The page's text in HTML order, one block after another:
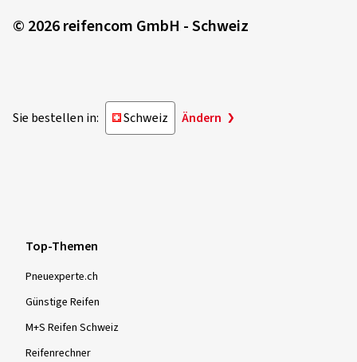
© 2026 reifencom GmbH - Schweiz
Sie bestellen in: Schweiz Ändern
Top-Themen
Pneuexperte.ch
Günstige Reifen
M+S Reifen Schweiz
Reifenrechner